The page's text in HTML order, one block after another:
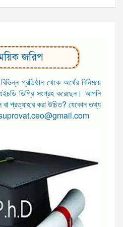
জরিপ
প্রতিষ্ঠান থেকে অর্থের বিনিময়ে
ডিগ্রি সংগ্রহ করেছেন। আপনি
বা প্রত্যাহার করা উচিত? যেকোন তথ্য
: suprovat.ceo@gmail.com